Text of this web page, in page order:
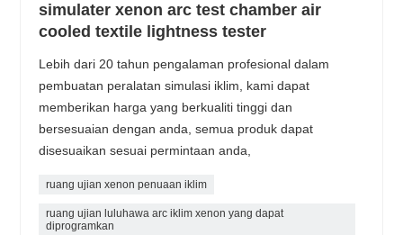
simulater xenon arc test chamber air
cooled textile lightness tester
Lebih dari 20 tahun pengalaman profesional dalam
pembuatan peralatan simulasi iklim, kami dapat
memberikan harga yang berkualiti tinggi dan
bersesuaian dengan anda, semua produk dapat
disesuaikan sesuai permintaan anda,
ruang ujian xenon penuaan iklim
ruang ujian luluhawa arc iklim xenon yang dapat
diprogramkan